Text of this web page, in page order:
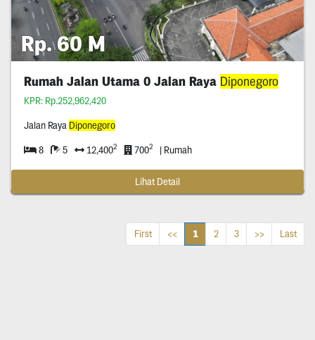
Rp. 60 M
Rumah Jalan Utama 0 Jalan Raya Diponegoro
KPR: Rp.252,962,420
Jalan Raya Diponegoro
8 5 12,4002 7002 | Rumah
Lihat Detail
First << 1 2 3 >> Last